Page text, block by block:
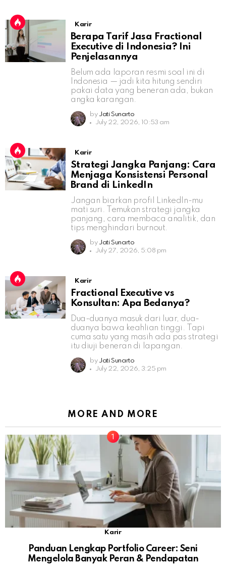
Karir
Berapa Tarif Jasa Fractional
Executive di Indonesia? Ini
Penjelasannya
Belum ada laporan resmi soal ini di
Indonesia — jadi kita hitung sendiri
pakai data yang beneran ada, bukan
angka karangan.
by Jati Sunarto
July 22, 2026, 10:53 am
Karir
Strategi Jangka Panjang: Cara
Menjaga Konsistensi Personal
Brand di LinkedIn
Jangan biarkan profil LinkedIn-mu
mati suri. Temukan strategi jangka
panjang, cara membaca analitik, dan
tips menghindari burnout.
by Jati Sunarto
July 27, 2026, 5:08 pm
Karir
Fractional Executive vs
Konsultan: Apa Bedanya?
Dua-duanya masuk dari luar, dua-
duanya bawa keahlian tinggi. Tapi
cuma satu yang masih ada pas strategi
itu diuji beneran di lapangan.
by Jati Sunarto
July 22, 2026, 3:25 pm
MORE AND MORE
Karir
Panduan Lengkap Portfolio Career: Seni
Mengelola Banyak Peran & Pendapatan